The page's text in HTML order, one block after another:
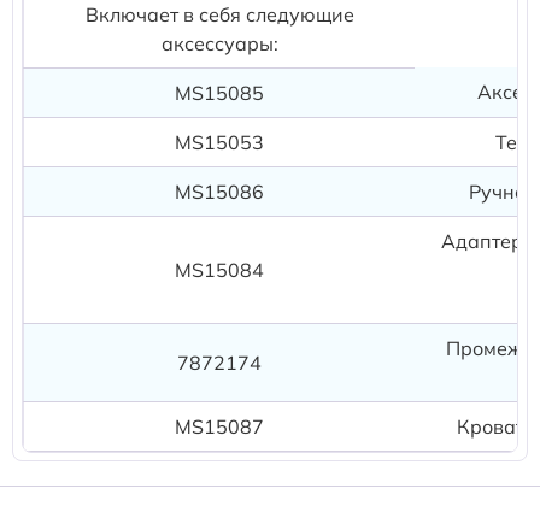
Включает в себя следующие
аксессуары:
MS15085
MS15053
MS15086
MS15084
Адаптер
7872174
MS15087